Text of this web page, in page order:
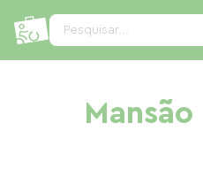
Pesquisar...
Painel de Gerenciamento